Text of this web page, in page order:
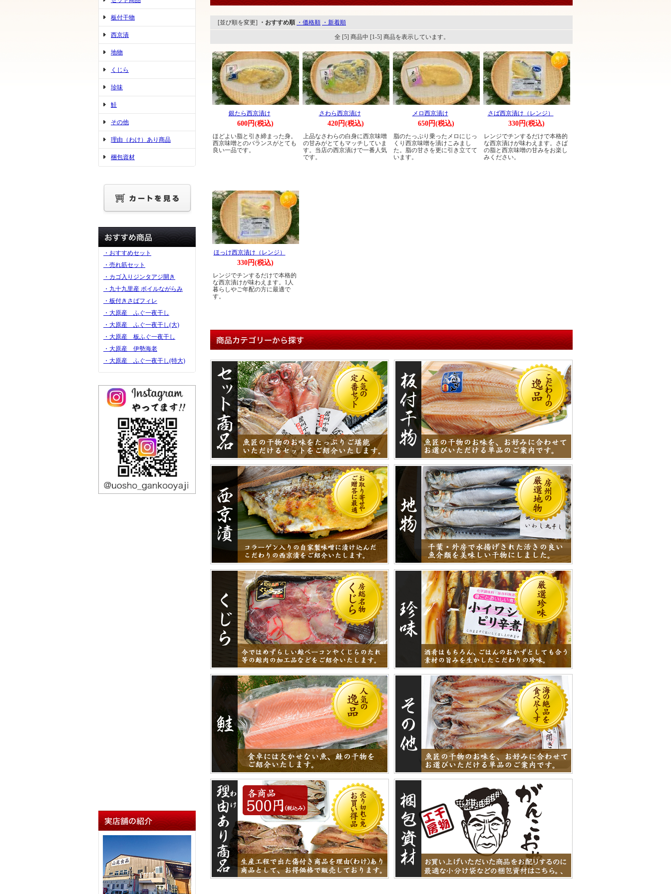
板付干物
西京漬
地物
くじら
珍味
鮭
その他
理由（わけ）あり商品
梱包資材
・おすすめセット
・売れ筋セット
・カゴ入りジンタアジ開き
・九十九里産 ボイルながらみ
・板付きさばフィレ
・大原産 ふぐ一夜干し
・大原産 ふぐ一夜干し(大)
・大原産 板ふぐ一夜干し
・大原産 伊勢海老
・大原産 ふぐ一夜干し(特大)
[並び順を変更] ・おすすめ順 ・価格順 ・新着順
全 [5] 商品中 [1-5] 商品を表示しています。
銀たら西京漬け
600円(税込)
ほどよい脂と引き締まった身。
西京味噌とのバランスがとても
良い一品です。
さわら西京漬け
420円(税込)
上品なさわらの白身に西京味噌
の甘みがとてもマッチしていま
す。当店の西京漬けで一番人気
です。
メロ西京漬け
650円(税込)
脂のたっぷり乗ったメロにじっ
くり西京味噌を漬けこみまし
た。脂の甘さを更に引き立てて
います。
さば西京漬け（レンジ）
330円(税込)
レンジでチンするだけで本格的
な西京漬けが味わえます。さば
の脂と西京味噌の甘みをお楽し
みください。
ほっけ西京漬け（レンジ）
330円(税込)
レンジでチンするだけで本格的
な西京漬けが味わえます。1人
暮らしやご年配の方に最適で
す。